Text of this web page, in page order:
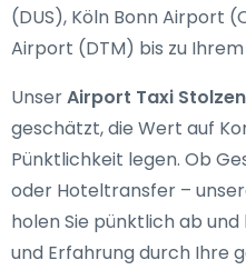
(DUS), Köln Bonn Airport
Airport (DTM) bis zu Ihrem
UnserAirport Taxi
geschätzt, die Wert auf
Pünktlichkeit legen. Ob
oder Hoteltransfer –
holen Sie pünktlich ab
und Erfahrung durch Ihre